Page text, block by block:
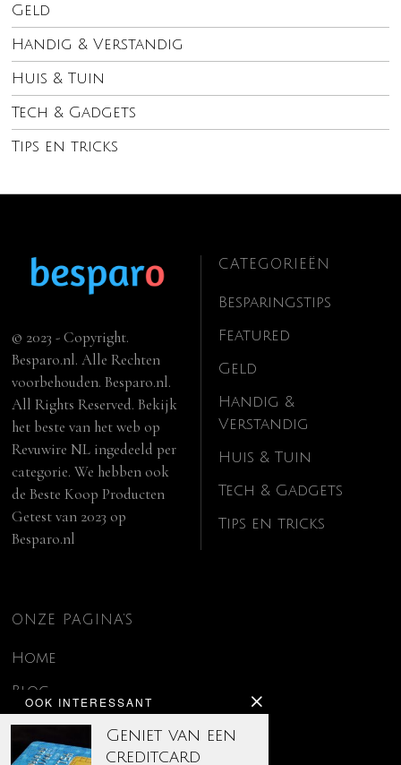
Geld
Handig & Verstandig
Huis & Tuin
Tech & Gadgets
Tips en tricks
OOK INTERESSANT
Geniet van een
creditcard
© 2023 - Copyright.
Besparo.nl. Alle Rechten
voorbehouden. Besparo.nl.
All Rights Reserved. Bekijk
het beste van het web op
Revuwire NL ingedeeld per
categorie. We hebben ook
deBeste Koop Producten
Getest van 2023 op
Besparo.nl
CATEGORIEËN
Besparingstips
Featured
Geld
Handig &
Verstandig
Huis & Tuin
Tech & Gadgets
Tips en tricks
ONZE PAGINA’S
Home
Blog
Contact
Disclaimer